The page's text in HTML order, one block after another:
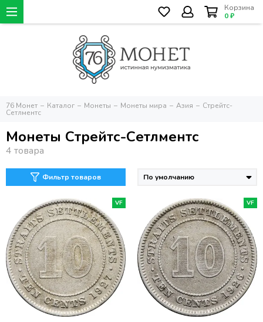
Корзина
0 ₽
76 Монет Каталог Монеты Монеты мира Азия Стрейтс-
Сетлментс
Монеты Стрейтс-Сетлментс
Фильтр товаров
VF VF